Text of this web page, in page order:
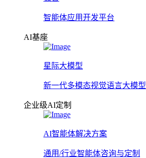
智能体应用开发平台
AI基座
星际大模型
新一代多模态视觉语言大模型
企业级AI定制
AI智能体解决方案
通用/行业智能体咨询与定制